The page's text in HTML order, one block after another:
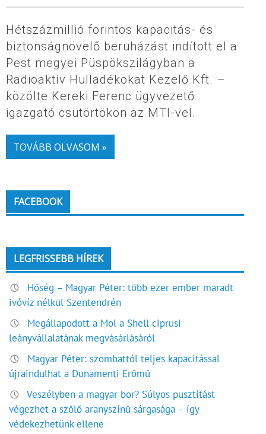
Hétszázmillió forintos kapacitás- és
biztonságnövelő beruházást indított el a
Pest megyei Püspökszilágyban a
Radioaktív Hulladékokat Kezelő Kft. –
közölte Kereki Ferenc ügyvezető
igazgató csütörtökön az MTI-vel.
TOVÁBB OLVASOM »
FACEBOOK
LEGFRISSEBB HÍREK
Hőség – Magyar Péter: több ezer ember maradt
ivóvíz nélkül Szentendrén
Megállapodott a Mol a Shell ciprusi
leányvállalatának megvásárlásáról
Magyar Péter: szombattól teljes kapacitással
újraindulhat a Dunamenti Erőmű
Veszélyben a magyar bor? Súlyos pusztítást
végezhet a szőlő aranyszínű sárgasága – így
védekezhetünk ellene